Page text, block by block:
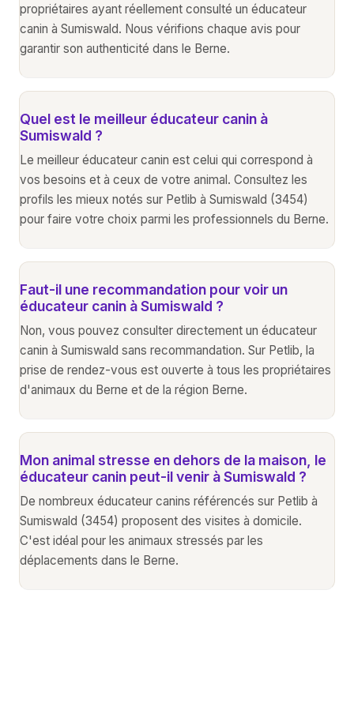
propriétaires ayant réellement consulté un éducateur
canin à Sumiswald. Nous vérifions chaque avis pour
garantir son authenticité dans le Berne.
Quel est le meilleur éducateur canin à
Sumiswald ?
Le meilleur éducateur canin est celui qui correspond à
vos besoins et à ceux de votre animal. Consultez les
profils les mieux notés sur Petlib à Sumiswald (3454)
pour faire votre choix parmi les professionnels du Berne.
Faut-il une recommandation pour voir un
éducateur canin à Sumiswald ?
Non, vous pouvez consulter directement un éducateur
canin à Sumiswald sans recommandation. Sur Petlib, la
prise de rendez-vous est ouverte à tous les propriétaires
d'animaux du Berne et de la région Berne.
Mon animal stresse en dehors de la maison, le
éducateur canin peut-il venir à Sumiswald ?
De nombreux éducateur canins référencés sur Petlib à
Sumiswald (3454) proposent des visites à domicile.
C'est idéal pour les animaux stressés par les
déplacements dans le Berne.